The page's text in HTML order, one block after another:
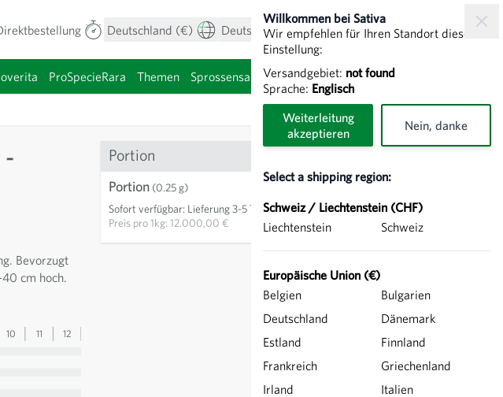
Deutschland (€) Deutsch Mein Konto Warenkorb
ProSpecieRara Themen Sprossensamen
Willkommen bei Sativa
Wir empfehlen für Ihren Standort diese
Einstellung:
Versandgebiet: not found
Sprache: Englisch
Weiterleitung
akzeptieren
Nein, danke
Select a shipping region:
Schweiz / Liechtenstein (CHF)
Liechtenstein
Schweiz
Europäische Union (€)
Belgien
Bulgarien
Deutschland
Dänemark
Estland
Finnland
Frankreich
Griechenland
Irland
Italien
-
Bevorzugt
cm hoch.
10 11 12
Portion
Portion (0.25 g)
Sofort verfügbar: Lieferung 3-5 Tage
Preis pro1kg: 12.000,00 €
IN DEN WARENKORB